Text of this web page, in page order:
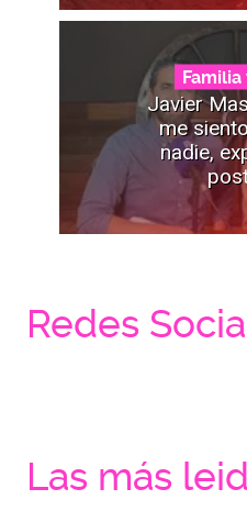
Javier
me
nadie,
Redes
Las más